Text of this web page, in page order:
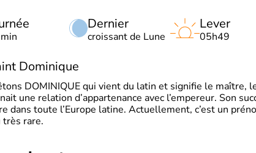
Dernier
croissant de Lune
Lever
05h49
Dominique
DOMINIQUE qui vient du latin et signifie le maître,
une relation d’appartenance avec l’empereur. Son
dans toute l’Europe latine. Actuellement, c’est un
très rare.